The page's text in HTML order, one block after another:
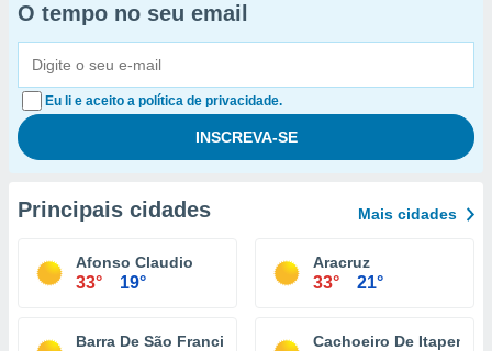
O tempo no seu email
Eu li e aceito a política de privacidade.
Principais cidades Mais cidades
Afonso Claudio
33° 19°
Aracruz
33° 21°
Barra De São Francisco Cachoeiro De